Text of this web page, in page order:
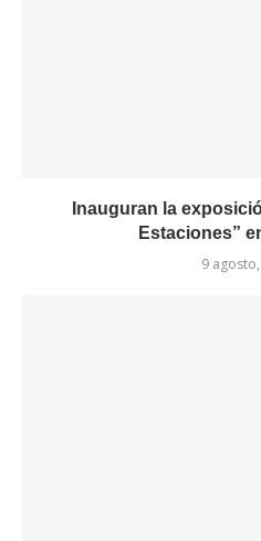
Inauguran la
Estaciones”
9